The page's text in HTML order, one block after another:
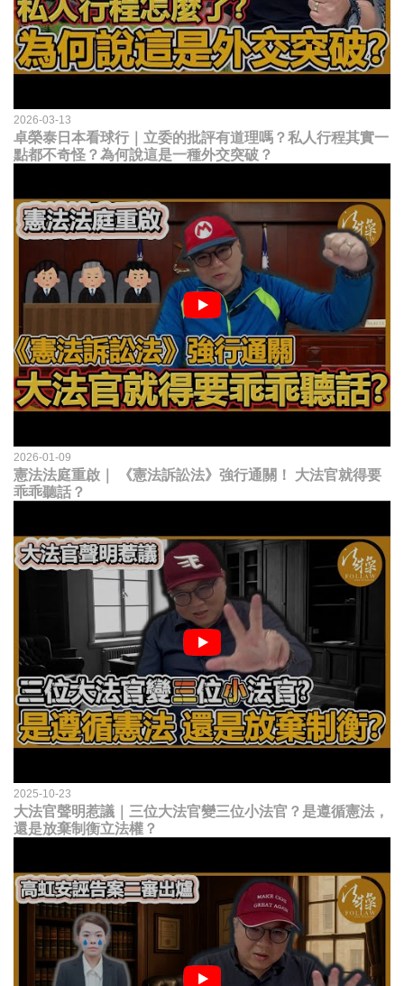
2026-03-13
卓榮泰日本看球行｜立委的批評有道理嗎？私人行程其實一
點都不奇怪？為何說這是一種外交突破？
2026-01-09
憲法法庭重啟｜ 《憲法訴訟法》強行通關！ 大法官就得要
乖乖聽話？
2025-10-23
大法官聲明惹議｜三位大法官變三位小法官？是遵循憲法，
還是放棄制衡立法權？